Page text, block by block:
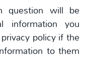
question will be
information you
policy if the
to them